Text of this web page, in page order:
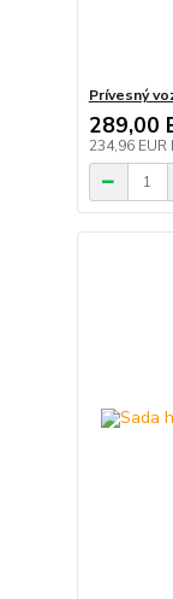
Prívesný
289,00
234,96 EUR